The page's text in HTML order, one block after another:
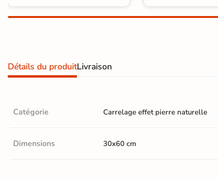
Utilisez notre simulateur
Détails du produitLivraison
Catégorie Carrelage effet pierre naturelle
Dimensions 30x60 cm